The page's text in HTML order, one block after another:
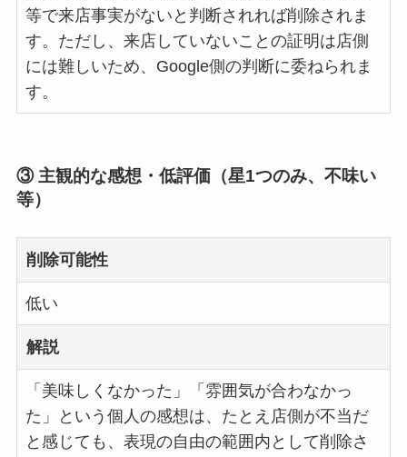
等で来店事実がないと判断されれば削除されま
す。ただし、来店していないことの証明は店側
には難しいため、Google側の判断に委ねられま
す。
③ 主観的な感想・低評価（星1つのみ、不味い
等）
削除可能性
低い
解説
「美味しくなかった」「雰囲気が合わなかっ
た」という個人の感想は、たとえ店側が不当だ
と感じても、表現の自由の範囲内として削除さ